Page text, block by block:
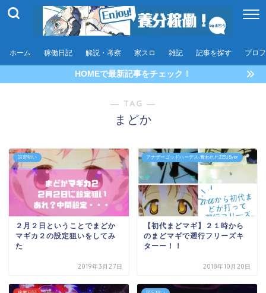
ホーム 稼働日記 解説・考察 家スロ 雑記 記事を探す プロ
HOMEで最新記事をチェック！
― TAG ―
まどか
設定狙い
２月２日ということでまどか
マギカ２の設定狙いをしてみ
た
2019年3月27日
アナザーゴッドハーデス-奪われたZEUSver
【初代まどマギ】２１時から
のまどマギで遡行フリーズキ
ターー！！
2018年10月20日